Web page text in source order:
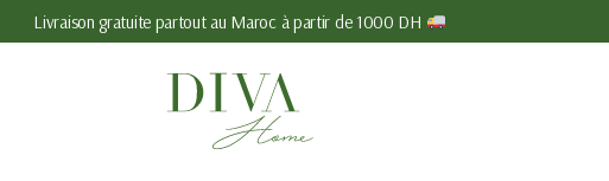
Livraison gratuite partout au Maroc à partir de 1000 DH